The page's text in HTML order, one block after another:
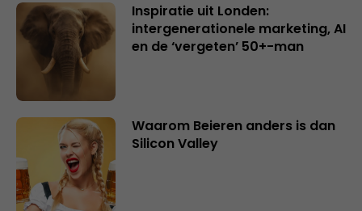
Inspiratie uit Londen:
intergenerationele marketing, AI
en de ‘vergeten’ 50+-man
Waarom Beieren anders is dan
Silicon Valley